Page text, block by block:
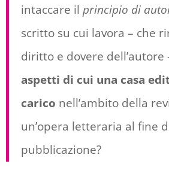
intaccare il principio di
scritto su cui lavora – che
diritto e dovere dell’autore
aspetti di cui una casa
carico nell’ambito della
un’opera letteraria al fine
pubblicazione?